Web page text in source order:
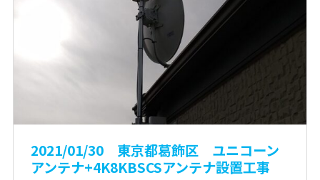
2021/01/30 東京都葛飾区 ユニコーン
アンテナ+4K8KBSCSアンテナ設置工事